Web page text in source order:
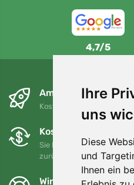
Ihre
uns
Diese
und
Ihnen ein
4,7/5
Am nächsten Tag
Kostenloser Versand für
Kostenloser
Sie können Ihre
zurückgeben oder
Wir unterstützen